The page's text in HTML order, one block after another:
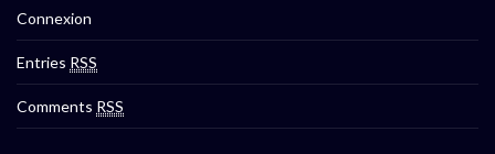
Connexion
Entries RSS
Comments RSS